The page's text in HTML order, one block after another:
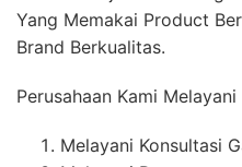
Yang Memakai Product
Brand Berkualitas.
Perusahaan Kami Melayani
Melayani Konsultasi